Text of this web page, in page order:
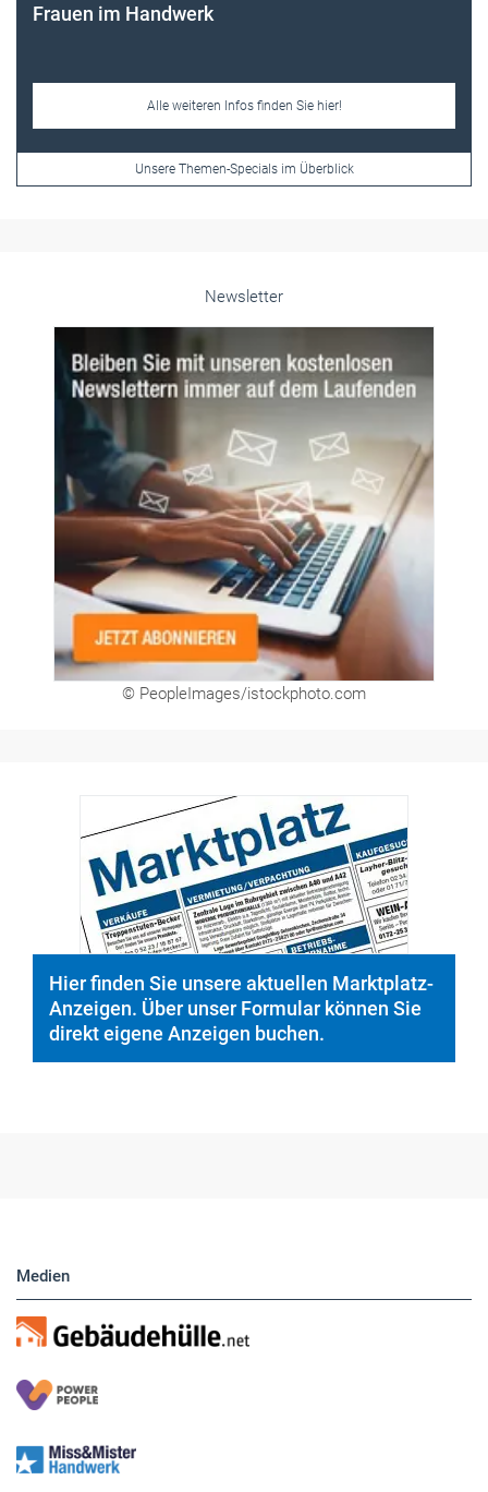
Frauen im Handwerk
Alle weiteren Infos finden Sie hier!
Unsere Themen-Specials im Überblick
Newsletter
© PeopleImages/istockphoto.com
Hier finden Sie unsere aktuellen Marktplatz-
Anzeigen. Über unser Formular können Sie
direkt eigene Anzeigen buchen.
Medien